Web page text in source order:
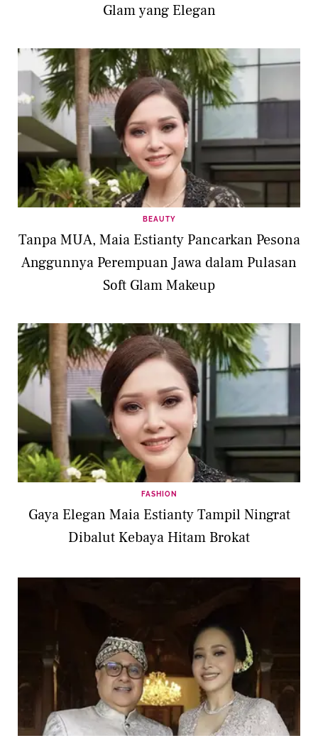
Glam yang Elegan
BEAUTY
Tanpa MUA, Maia Estianty Pancarkan Pesona
Anggunnya Perempuan Jawa dalam Pulasan
Soft Glam Makeup
FASHION
Gaya Elegan Maia Estianty Tampil Ningrat
Dibalut Kebaya Hitam Brokat